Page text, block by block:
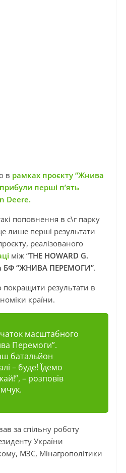
в рамках проєкту “Жнива
перші п’ять
Deere.
поповнення в с\г парку
лише перші результати
реалізованого
між “THE HOWARD G.
БФ “ЖНИВА ПЕРЕМОГИ”.
покращити результати в
країни.
масштабного
Перемоги”.
батальйон
– буде! Їдемо
, – розповів
за спільну роботу
України
МЗС, Мінагрополітики